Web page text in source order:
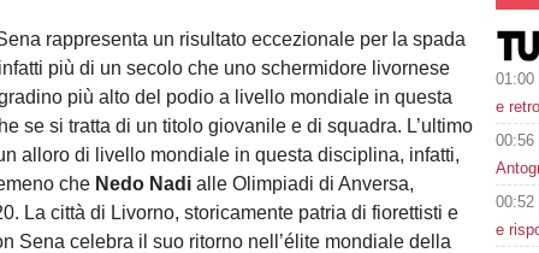
rappresenta un risultato eccezionale per la spada
più di un secolo che uno schermidore livornese
più alto del podio a livello mondiale in questa
se si tratta di un titolo giovanile e di squadra. L’ultimo
alloro di livello mondiale in questa disciplina, infatti,
che Nedo Nadi alle Olimpiadi di Anversa,
La città di Livorno, storicamente patria di fiorettisti e
Sena celebra il suo ritorno nell’élite mondiale della
01:00
e
00:56
00:52
e